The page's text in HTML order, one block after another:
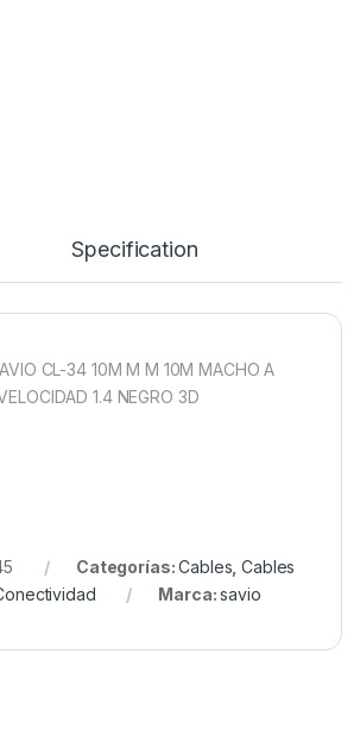
Specification
CL-34 10M M M 10M MACHO A
1.4 NEGRO 3D
Categorías:Cables ,Cables
Marca:savio